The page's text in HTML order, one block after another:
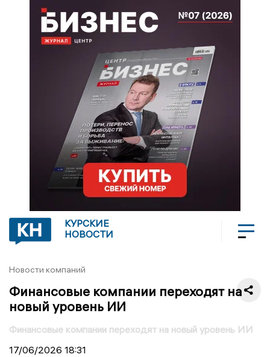
КУРСКИЕ
НОВОСТИ
Новости компаний
Финансовые компании переходят на
новый уровень ИИ
Финансовые компании переходят на новый уровень ИИ
17/06/2026 18:31